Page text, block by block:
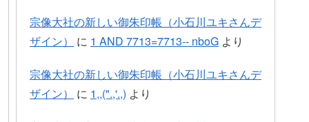
宗像大社の新しい御朱印帳（小石川ユキさんデ
ザイン）
に 1 AND 7713=7713-- nboG より
宗像大社の新しい御朱印帳（小石川ユキさんデ
ザイン）
に 1,,(".,'.,) より